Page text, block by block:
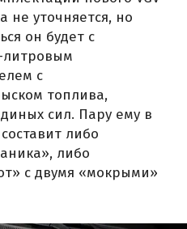
не уточняется, но
он будет с
литровым
с
топлива,
сил. Пару ему в
либо
либо
с двумя «мокрыми»